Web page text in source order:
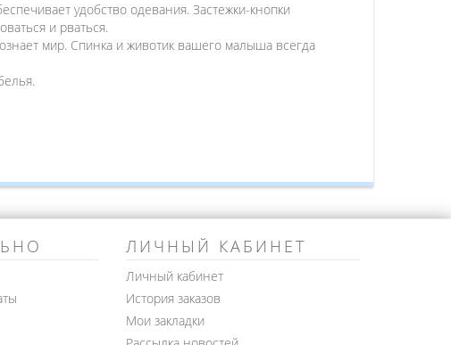
удобство одевания. Застежки-кнопки
и рваться.
мир. Спинка и животик вашего малыша всегда
ЛИЧНЫЙ КАБИНЕТ
Личный кабинет
История заказов
Мои закладки